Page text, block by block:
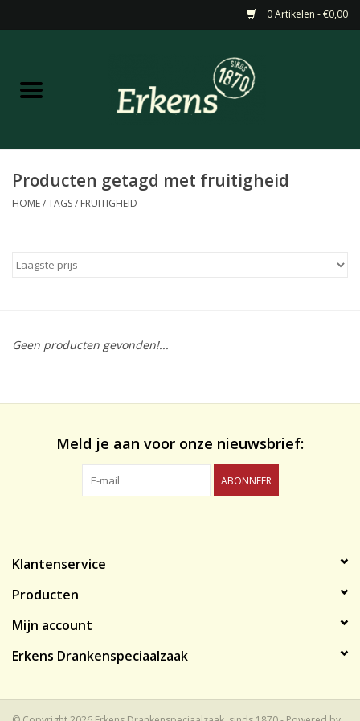
0 Artikelen - €0,00
Home
Barneveldse specialiteiten
Gedistilleerd &
Producten getagd met fruitigheid
HOME/TAGS/ FRUITIGHEID
Geen producten gevonden!...
Meld je aan voor onze nieuwsbrief:
ABONNEER
Klantenservice
Producten
Mijn account
Erkens Drankenspeciaalzaak